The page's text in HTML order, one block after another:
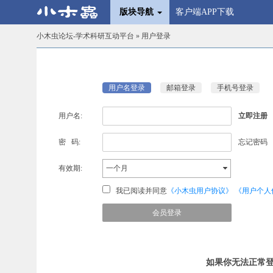
版块导航 客户端APP下载
小木虫论坛-学术科研互动平台 » 用户登录
用户名登录 邮箱登录 手机号登录
用户名: 立即注册
密 码: 忘记密码
有效期: 一个月
我已阅读并同意《小木虫用户协议》 《用户个
如果你无法正常